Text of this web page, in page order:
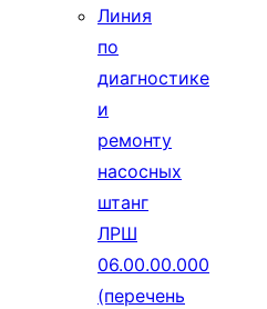
Линия
по
диагностике
и
ремонту
насосных
штанг
ЛРШ
06.00.00.000
(перечень